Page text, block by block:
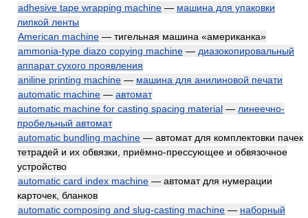
adhesive tape wrapping machine — машина для упаковки
липкой ленты
American machine — тигельная машина «американка»
ammonia-type diazo copying machine — диазокопировальный
аппарат сухого проявления
aniline printing machine — машина для анилиновой печати
automatic machine — автомат
automatic machine for casting spacing material — линеечно-
пробельный автомат
automatic bundling machine — автомат для комплектовки пачек
тетрадей и их обвязки, приёмно-прессующее и обвязочное
устройство
automatic card index machine — автомат для нумерации
карточек, бланков
automatic composing and slug-casting machine — наборный